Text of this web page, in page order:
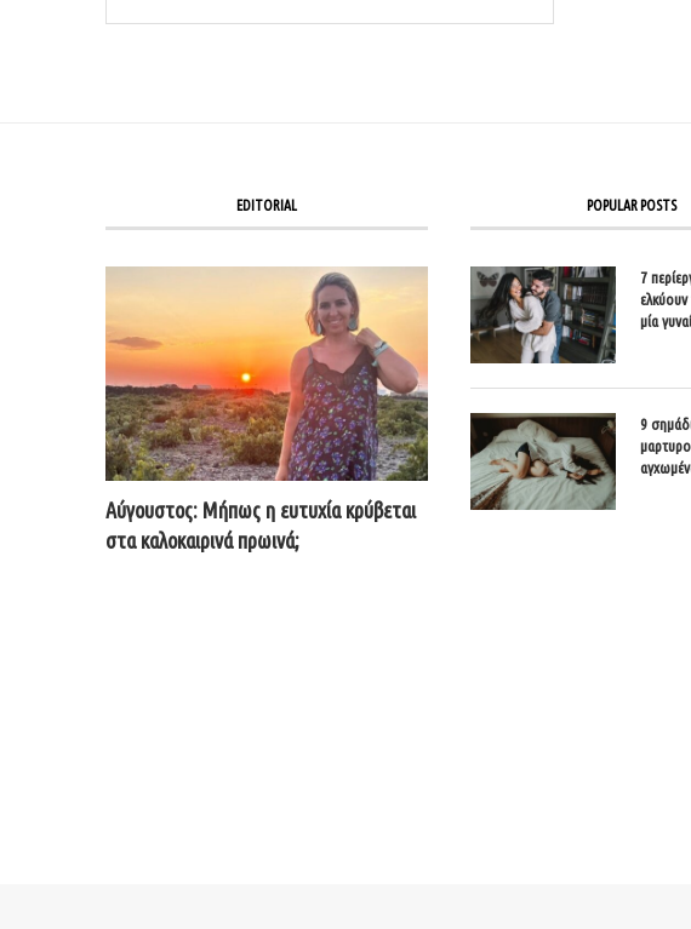
EDITORIAL
Αύγουστος: Μήπως η ευτυχία κρύβεται
στα καλοκαιρινά πρωινά;
POPULAR POSTS
7
μία
9